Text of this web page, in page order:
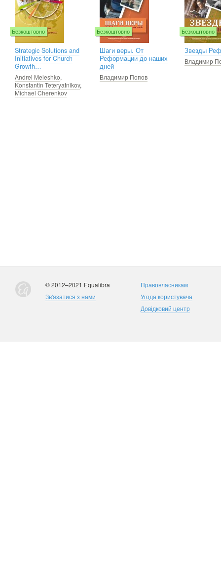
Безкоштовно
Strategic Solutions and
Initiatives for Church
Growth…
Andrei Meleshko,
Konstantin Teteryatnikov,
Michael Cherenkov
Безкоштовно
Шаги веры. От
Реформации до наших
дней
Владимир Попов
Безкоштовно
Звезды
Владимир
© 2012–2021 Equalibra
Зв'язатися з нами
Правовласникам
Угода користувача
Довідковий центр